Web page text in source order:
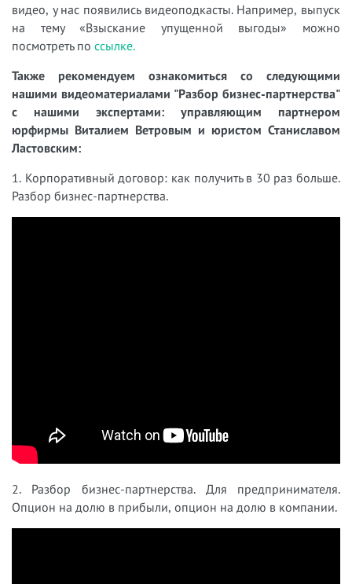
видео, у нас появились видеоподкасты. Например, выпуск
на тему «Взыскание упущенной выгоды» можно
посмотреть по ссылке.
Также рекомендуем ознакомиться со следующими
нашими видеоматериалами "Разбор бизнес-партнерства"
с нашими экспертами: управляющим партнером
юрфирмы Виталием Ветровым и юристом Станиславом
Ластовским:
1. Корпоративный договор: как получить в 30 раз больше.
Разбор бизнес-партнерства.
2. Разбор бизнес-партнерства. Для предпринимателя.
Опцион на долю в прибыли, опцион на долю в компании.